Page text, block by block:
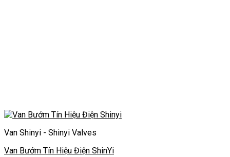
Van Shinyi - Shinyi Valves
Van Bướm Tín Hiệu Điện ShinYi